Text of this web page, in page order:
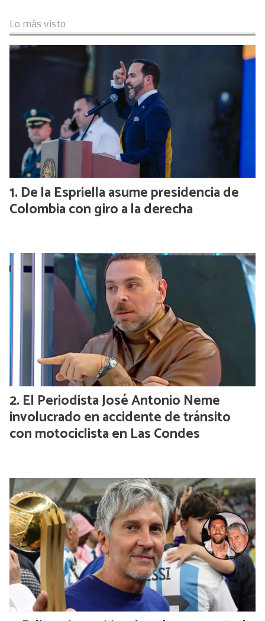
Lo más visto
De la Espriella asume presidencia de
Colombia con giro a la derecha
El Periodista José Antonio Neme
involucrado en accidente de tránsito
con motociclista en Las Condes